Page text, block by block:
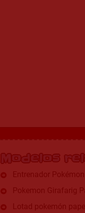
Modelos
Entrenador Pokémon
Pokemon Girafarig
Lotad pokemón